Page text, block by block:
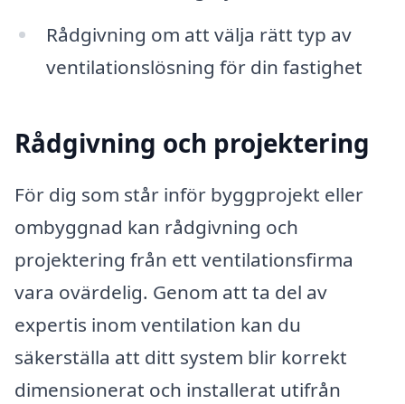
Rådgivning om att välja rätt typ av
ventilationslösning för din fastighet
Rådgivning och projektering
För dig som står inför byggprojekt eller
ombyggnad kan rådgivning och
projektering från ett ventilationsfirma
vara ovärdelig. Genom att ta del av
expertis inom ventilation kan du
säkerställa att ditt system blir korrekt
dimensionerat och installerat utifrån